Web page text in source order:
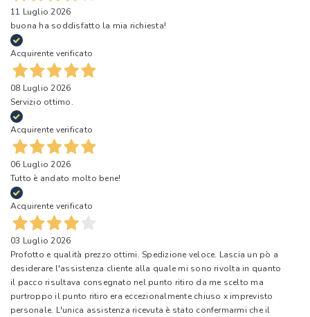
11 Luglio 2026
buona ha soddisfatto la mia richiesta!
Acquirente verificato
08 Luglio 2026
Servizio ottimo.
Acquirente verificato
06 Luglio 2026
Tutto è andato molto bene!
Acquirente verificato
03 Luglio 2026
Profotto e qualità prezzo ottimi. Spedizione veloce. Lascia un pò a
desiderare l'assistenza cliente alla quale mi sono rivolta in quanto
il pacco risultava consegnato nel punto ritiro da me scelto ma
purtroppo il punto ritiro era eccezionalmente chiuso x imprevisto
personale. L'unica assistenza ricevuta è stato confermarmi che il